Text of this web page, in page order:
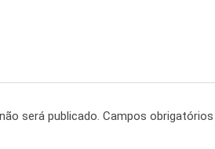
será publicado. Campos obrigatórios